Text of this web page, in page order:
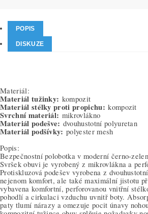
POPIS
DISKUZE
Materiál:
Materiál tužinky: kompozit
Materiál stélky proti propichu: kompozit
Svrchní materiál: mikrovlákno
Materiál podešve: dvouhustotní polyuretan
Materiál podšívky: polyester mesh
Popis:
Bezpečnostní polobotka v moderní černo-
Svršek obuvi je vyrobený z mikrovlákna a
Protiskluzová podešev vyrobena z
nejenom komfort, ale také maximální jistotu
vybavena komfortní, perforovanou vnitřní
pohodlí a cirkulaci vzduchu uvnitř boty.
paty tlumí nárazy a omezuje pocit únavy